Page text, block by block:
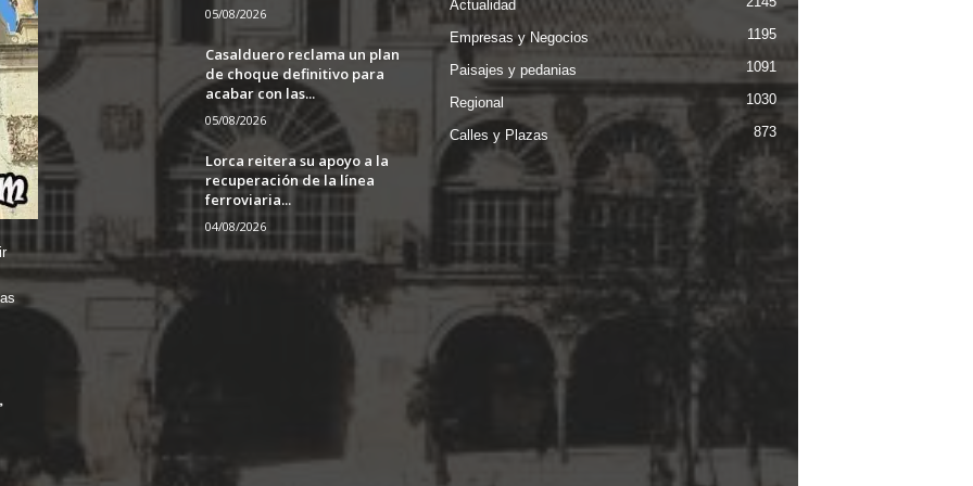
05/08/2026
Casalduero reclama un plan
de choque definitivo para
acabar con las...
05/08/2026
Lorca reitera su apoyo a la
recuperación de la línea
ferroviaria...
04/08/2026
Actualidad
Empresas y Negocios 1195
Paisajes y pedanias 1091
Regional 1030
Calles y Plazas 873